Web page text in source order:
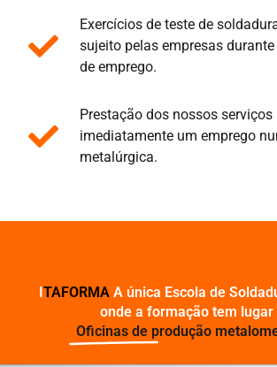
Exercícios de teste de
sujeito pelas empresas
de emprego.
Prestação dos nossos
imediatamente um emprego
metalúrgica.
ITAFORMA A única Escola de
onde a formação tem lugar
Oficinas de produção